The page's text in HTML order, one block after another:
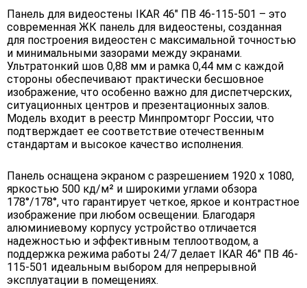
Панель для видеостены IKAR 46" ПВ 46-115-501 – это
современная ЖК панель для видеостены, созданная
для построения видеостен с максимальной точностью
и минимальными зазорами между экранами.
Ультратонкий шов 0,88 мм и рамка 0,44 мм с каждой
стороны обеспечивают практически бесшовное
изображение, что особенно важно для диспетчерских,
ситуационных центров и презентационных залов.
Модель входит в реестр Минпромторг России, что
подтверждает ее соответствие отечественным
стандартам и высокое качество исполнения.
Панель оснащена экраном с разрешением 1920 x 1080,
яркостью 500 кд/м² и широкими углами обзора
178°/178°, что гарантирует четкое, яркое и контрастное
изображение при любом освещении. Благодаря
алюминиевому корпусу устройство отличается
надежностью и эффективным теплоотводом, а
поддержка режима работы 24/7 делает IKAR 46" ПВ 46-
115-501 идеальным выбором для непрерывной
эксплуатации в помещениях.